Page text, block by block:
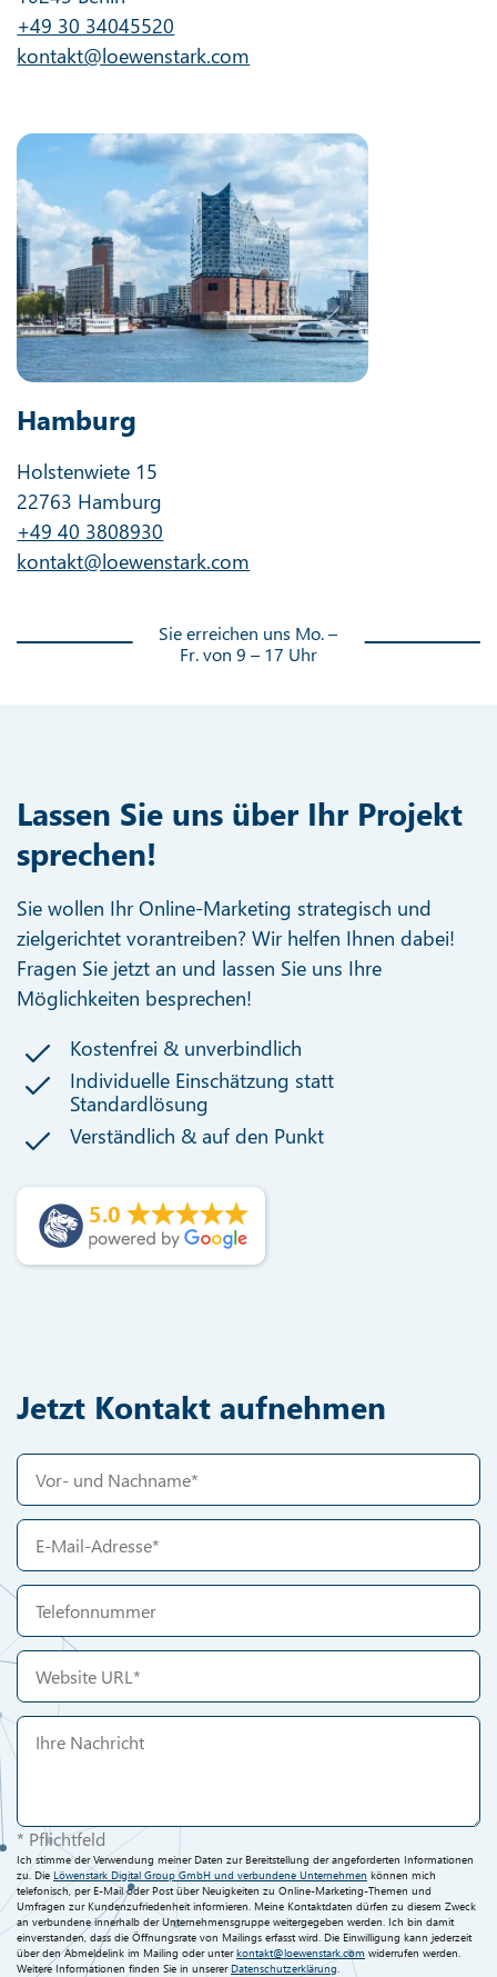
+49 30 34045520
kontakt@loewenstark.com
Hamburg
Holstenwiete 15
22763 Hamburg
+49 40 3808930
kontakt@loewenstark.com
Sie erreichen uns Mo. –
Fr. von 9 – 17 Uhr
Lassen Sie uns über Ihr Projekt
sprechen!
Sie wollen Ihr Online-Marketing strategisch und
zielgerichtet vorantreiben? Wir helfen Ihnen dabei!
Fragen Sie jetzt an und lassen Sie uns Ihre
Möglichkeiten besprechen!
Kostenfrei & unverbindlich
Individuelle Einschätzung statt
Standardlösung
Verständlich & auf den Punkt
5.0
Jetzt Kontakt aufnehmen
* Pflichtfeld
Ich stimme der Verwendung meiner Daten zur Bereitstellung der angeforderten Informationen
zu. Die Löwenstark Digital Group GmbH und verbundene Unternehmen können mich
telefonisch, per E-Mail oder Post über Neuigkeiten zu Online-Marketing-Themen und
Umfragen zur Kundenzufriedenheit informieren. Meine Kontaktdaten dürfen zu diesem Zweck
an verbundene innerhalb der Unternehmensgruppe weitergegeben werden. Ich bin damit
einverstanden, dass die Öffnungsrate von Mailings erfasst wird. Die Einwilligung kann jederzeit
über den Abmeldelink im Mailing oder unterkontakt@loewenstark.com widerrufen werden.
Weitere Informationen finden Sie in unserer Datenschutzerklärung